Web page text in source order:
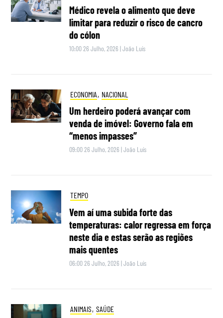
Médico revela o alimento que deve
limitar para reduzir o risco de cancro
do cólon
10:00 26 Julho, 2026 |João Luís
ECONOMIA, NACIONAL
Um herdeiro poderá avançar com
venda de imóvel: Governo fala em
“menos impasses”
09:00 26 Julho, 2026 |João Luís
TEMPO
Vem aí uma subida forte das
temperaturas: calor regressa em força
neste dia e estas serão as regiões
mais quentes
06:00 26 Julho, 2026 |João Luís
ANIMAIS, SAÚDE